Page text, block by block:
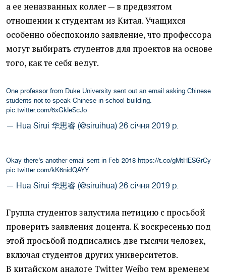
а ее неназванных коллег — в предвзятом
отношении к студентам из Китая. Учащихся
особенно обеспокоило заявление, что профессора
могут выбирать студентов для проектов на основе
того, как те себя ведут.
One professor from Duke University sent out an email asking Chinese
students not to speak Chinese in school building.
pic.twitter.com/6xGkIeScJo
— Hua Sirui 华思睿 (@siruihua) 26 січня 2019 р.
Okay there’s another email sent in Feb 2018 https://t.co/gMtHESGrCy
pic.twitter.com/kK6nidQAYY
— Hua Sirui 华思睿 (@siruihua) 26 січня 2019 р.
Группа студентов запустила петицию с просьбой
проверить заявления доцента. К воскресенью под
этой просьбой подписались две тысячи человек,
включая студентов других университетов.
В китайском аналоге Twitter Weibo тем временем